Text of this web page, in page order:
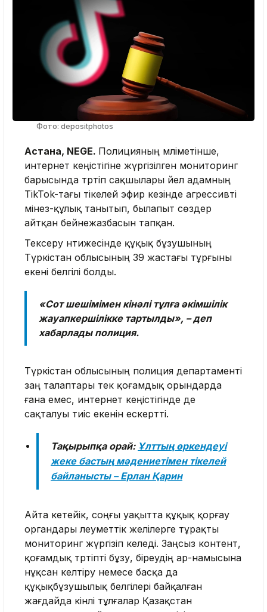
Фото: depositphotos
Астана, NEGE. Полицияның мәліметінше,
интернет кеңістігіне жүргізілген мониторинг
барысында тәртіп сақшылары әйел адамның
TikTok-тағы тікелей эфир кезінде агрессивті
мінез-құлық танытып, былапыт сөздер
айтқан бейнежазбасын тапқан.
Тексеру нәтижесінде құқық бұзушының
Түркістан облысының 39 жастағы тұрғыны
екені белгілі болды.
«Сот шешімімен кінәлі тұлға әкімшілік
жауапкершілікке тартылды», – деп
хабарлады полиция.
Түркістан облысының полиция департаменті
заң талаптары тек қоғамдық орындарда
ғана емес, интернет кеңістігінде де
сақталуы тиіс екенін ескертті.
Тақырыпқа орай: Ұлттың өркендеуі
жеке бастың мәдениетімен тікелей
байланысты – Ерлан Қарин
Айта кетейік, соңғы уақытта құқық қорғау
органдары әлеуметтік желілерге тұрақты
мониторинг жүргізіп келеді. Заңсыз контент,
қоғамдық тәртіпті бұзу, біреудің ар-намысына
нұқсан келтіру немесе басқа да
құқықбұзушылық белгілері байқалған
жағдайда кінәлі тұлғалар Қазақстан